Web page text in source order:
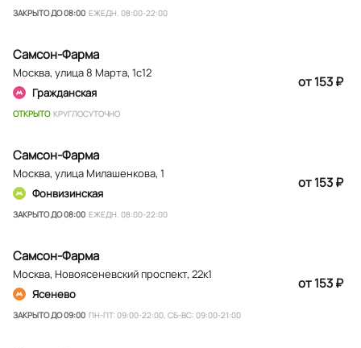
ЗАКРЫТО ДО 08:00 ЕЖЕДН. 08:00-22:00
Самсон-Фарма
Москва, улица 8 Марта, 1с12
Гражданская
ОТКРЫТО КРУГЛОСУТОЧНО
от 153 ₽
Самсон-Фарма
Москва, улица Милашенкова, 1
Фонвизинская
ЗАКРЫТО ДО 08:00 ЕЖЕДН. 08:00-22:00
от 153 ₽
Самсон-Фарма
Москва, Новоясеневский проспект, 22к1
Ясенево
ЗАКРЫТО ДО 09:00 ПН-ПТ: 09:00-22:00, СБ-ВС: 09:00-21:00
от 153 ₽